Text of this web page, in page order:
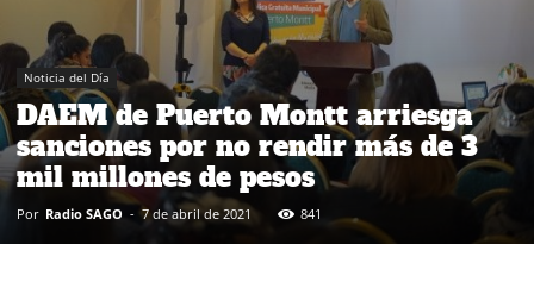
Noticia del Día
DAEM de Puerto Montt arriesga
sanciones por no rendir más de 3
mil millones de pesos
Por Radio SAGO - 7 de abril de 2021 841